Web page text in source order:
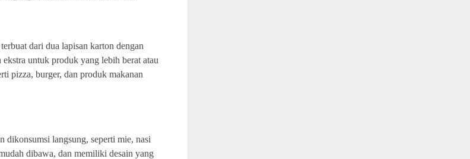
dari dua lapisan karton dengan
untuk produk yang lebih berat atau
pizza, burger, dan produk makanan
dikonsumsi langsung, seperti mie, nasi
dibawa, dan memiliki desain yang